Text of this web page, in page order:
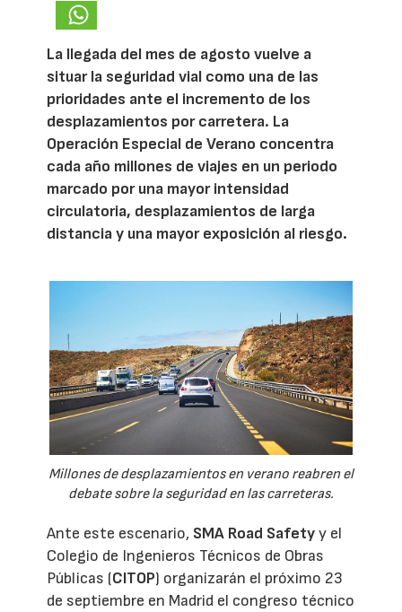
La llegada del mes de agosto vuelve a
situar la seguridad vial como una de las
prioridades ante el incremento de los
desplazamientos por carretera. La
Operación Especial de Verano concentra
cada año millones de viajes en un periodo
marcado por una mayor intensidad
circulatoria, desplazamientos de larga
distancia y una mayor exposición al riesgo.
Millones de desplazamientos en verano reabren el
debate sobre la seguridad en las carreteras.
Ante este escenario, SMA Road Safetyy el
Colegio de Ingenieros Técnicos de Obras
Públicas (CITOP) organizarán el próximo 23
de septiembre en Madrid el congreso técnico